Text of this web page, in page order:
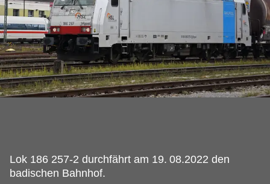
Lok 186 257-2 durchfährt am 19. 08.2022 den
badischen Bahnhof.